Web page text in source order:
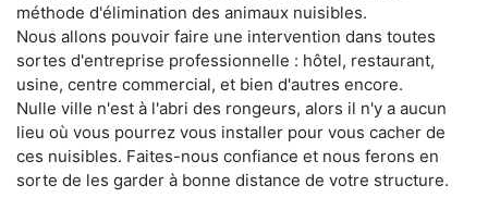
méthode d'élimination des animaux nuisibles.
Nous allons pouvoir faire une intervention dans toutes
sortes d'entreprise professionnelle : hôtel, restaurant,
usine, centre commercial, et bien d'autres encore.
Nulle ville n'est à l'abri des rongeurs, alors il n'y a aucun
lieu où vous pourrez vous installer pour vous cacher de
ces nuisibles. Faites-nous confiance et nous ferons en
sorte de les garder à bonne distance de votre structure.